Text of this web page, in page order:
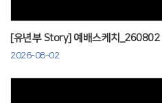
[유년부 Story] 예배스케치_260802
2026-08-02